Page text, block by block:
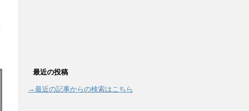
最近の投稿
→最近の記事からの検索はこちら